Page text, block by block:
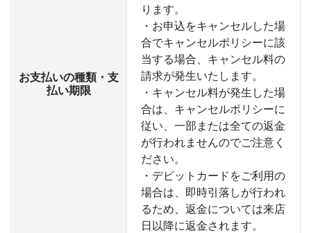
お支払いの種類・支
払い期限
ります。
・お申込をキャンセルした場
合でキャンセルポリシーに該
当する場合、キャンセル料の
請求が発生いたします。
・キャンセル料が発生した場
合は、キャンセルポリシーに
従い、一部または全ての返金
が行われませんのでご注意く
ださい。
・デビットカードをご利用の
場合は、即時引落しが行われ
るため、返金については来店
日以降に返金されます。